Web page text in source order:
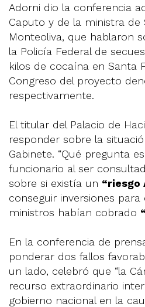
Adorni dio la conferencia
Caputo y de la ministra de
Monteoliva, que hablaron
la Policía Federal de
kilos de cocaína en Santa
Congreso del proyecto
respectivamente.
El titular del Palacio de
responder sobre la
Gabinete. “Qué pregunta
funcionario al ser
sobre si existía un “riesgo
conseguir inversiones para
ministros habían cobrado
En la conferencia de
ponderar dos fallos
un lado, celebró que “la
recurso extraordinario
gobierno nacional en la